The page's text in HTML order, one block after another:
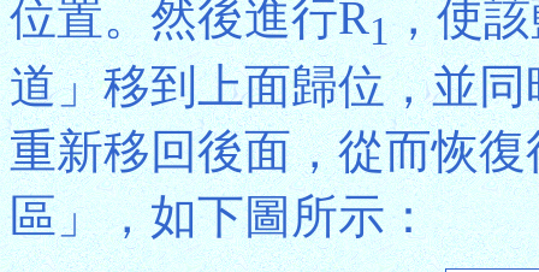
位置。然後進行R1，使
道」移到上面歸位，並
重新移回後面，從而恢
區」，如下圖所示：